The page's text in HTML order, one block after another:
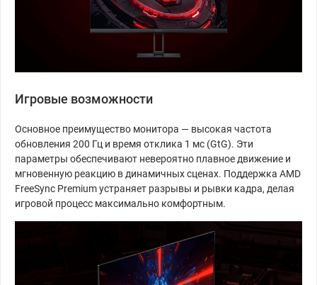
Игровые возможности
Основное преимущество монитора — высокая частота
обновления 200 Гц и время отклика 1 мс (GtG). Эти
параметры обеспечивают невероятно плавное движение и
мгновенную реакцию в динамичных сценах. Поддержка AMD
FreeSync Premium устраняет разрывы и рывки кадра, делая
игровой процесс максимально комфортным.